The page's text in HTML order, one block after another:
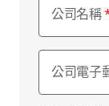
公司名稱
公司電子